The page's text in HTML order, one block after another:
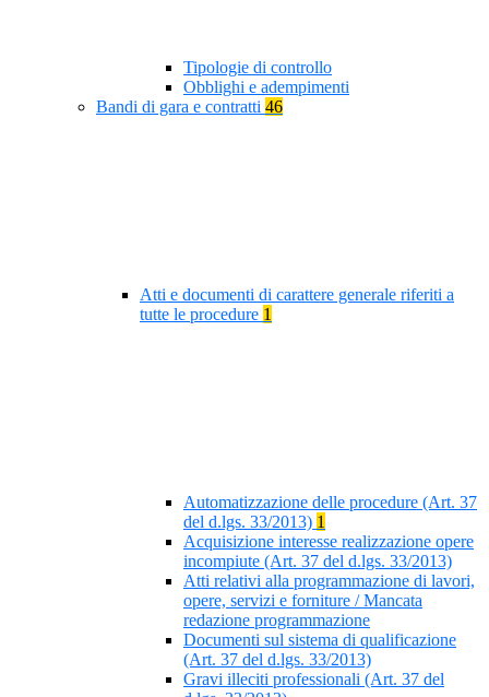
Tipologie di controllo
Obblighi e adempimenti
Bandi di gara e contratti 46
Atti e documenti di carattere generale riferiti a
tutte le procedure 1
Automatizzazione delle procedure (Art. 37
del d.lgs. 33/2013) 1
Acquisizione interesse realizzazione opere
incompiute (Art. 37 del d.lgs. 33/2013)
Atti relativi alla programmazione di lavori,
opere, servizi e forniture / Mancata
redazione programmazione
Documenti sul sistema di qualificazione
(Art. 37 del d.lgs. 33/2013)
Gravi illeciti professionali (Art. 37 del